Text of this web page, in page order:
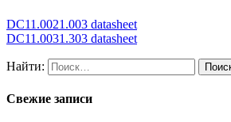
DC11.0021.003 datasheet
DC11.0031.303 datasheet
Найти:
Свежие записи